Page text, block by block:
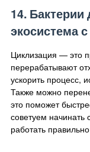
14.
экосистема
Циклизация — это
перерабатывают
ускорить процесс,
Также можно
это поможет
советуем начинать
работать